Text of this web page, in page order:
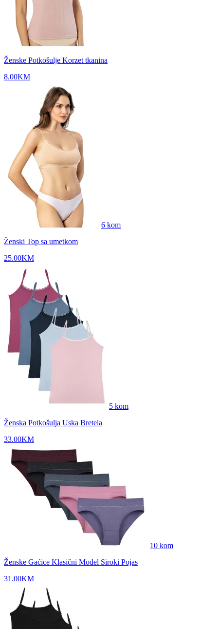
Ženske Potkošulje Korzet tkanina
8.00KM
6 kom
Ženski Top sa umetkom
25.00KM
5 kom
Ženska Potkošulja Uska Bretela
33.00KM
10 kom
Ženske Gaćice Klasični Model Siroki Pojas
31.00KM